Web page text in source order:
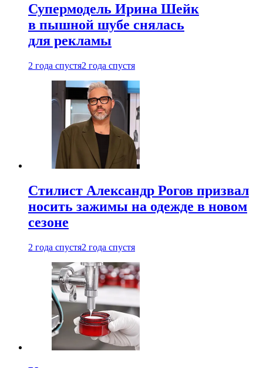
Супермодель Ирина Шейк
в пышной шубе снялась
для рекламы
2 года спустя2 года спустя
Стилист Александр Рогов призвал
носить зажимы на одежде в новом
сезоне
2 года спустя2 года спустя